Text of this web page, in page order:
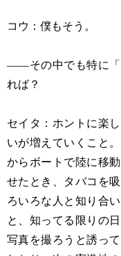
コウ：僕もそう。
——その中でも特に「
れば？
セイタ：ホントに楽
いが増えていくこと
からボートで陸に移
せたとき、タバコを
ろいろな人と知り合
と、知ってる限りの
写真を撮ろうと誘っ